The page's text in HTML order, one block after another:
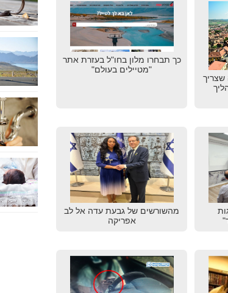
שצריך
כך תבחרו מלון בחו"ל בעזרת אתר
"מטיילים בעולם"
מהשורשים של גבעת עדה אל לב
אפריקה